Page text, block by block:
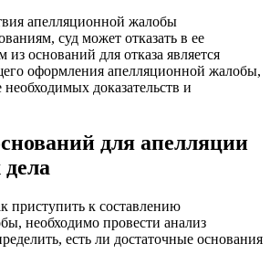
апелляционной жалобы
суд может отказать в ее
оснований для отказа является
оформления апелляционной жалобы,
доказательств и
для апелляции
приступить к составлению
необходимо провести анализ
есть ли достаточные основания